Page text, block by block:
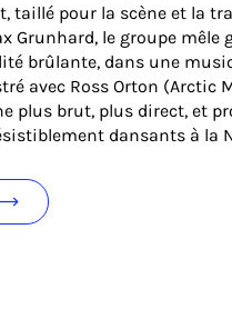
taillé pour la scène et la
Grunhard, le groupe mêle
brûlante, dans une
avec Ross Orton (Arctic
plus brut, plus direct, et
dansants à la